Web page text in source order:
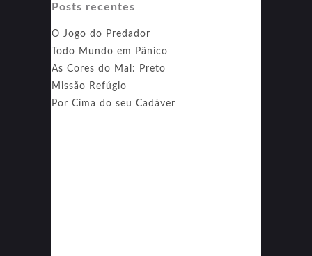
Posts recentes
O Jogo do Predador
Todo Mundo em Pânico
As Cores do Mal: Preto
Missão Refúgio
Por Cima do seu Cadáver